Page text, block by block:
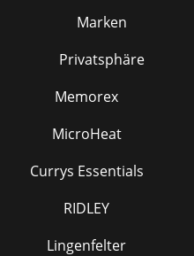
Marken
Privatsphäre
Memorex
MicroHeat
Currys Essentials
RIDLEY
Lingenfelter